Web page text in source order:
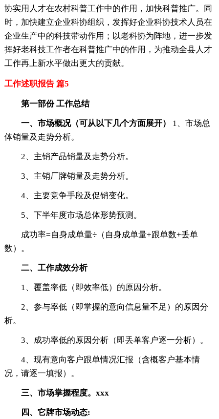
协实用人才在农村科普工作中的作用，加快科普推广。同
时，加快建立企业科协组织，发挥好企业科协技术人员在
企业生产中的科技带动作用；以老科协为阵地，进一步发
挥好老科技工作者在科普推广中的作用，为推动全县人才
工作再上新水平做出更大的贡献。
工作述职报告 篇5
第一部份 工作总结
一、市场概况（可从以下几个方面展开）
1、市场总
体销量及走势分析。
2、主销产品销量及走势分析。
3、主销厂牌销量及走势分析。
4、主要竞争手段及促销变化。
5、下半年度市场总体形势预测。
成功率=自身成单量÷（自身成单量+跟单数+丢单
数）。
二、工作成效分析
1、覆盖率低（即效率低）的原因分析。
2、参与率低（即掌握的意向信息量不足）的原因分
析。
3、成功率低的原因分析（即丢单客户逐一分析）。
4、现有意向客户跟单情况汇报（含概客户基本情
况，请逐一填报）。
三、市场掌握程度。xxx
四、它牌市场动态: